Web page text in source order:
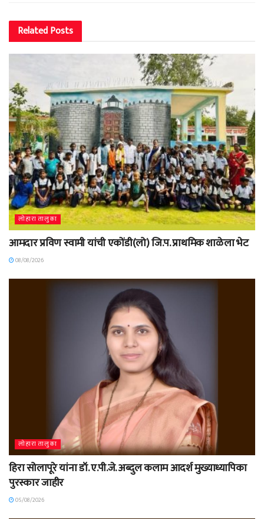
RelatedPosts
लोहारा तालुका
आमदार प्रविण स्वामी यांची एकोंडी(लो) जि.प. प्राथमिक शाळेला भेट
08/08/2026
लोहारा तालुका
हिरा सोलापूरे यांना डॉ. ए.पी.जे. अब्दुल कलाम आदर्श मुख्याध्यापिका
पुरस्कार जाहीर
05/08/2026